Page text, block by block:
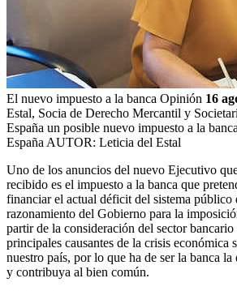
El nuevo impuesto a la banca Opinión 16
Estal, Socia de Derecho Mercantil y
España un posible nuevo impuesto a la
España AUTOR: Leticia del Estal
Uno de los anuncios del nuevo Ejecutivo
recibido es el impuesto a la banca que
financiar el actual déficit del sistema público
razonamiento del Gobierno para la
partir de la consideración del sector
principales causantes de la crisis económica
nuestro país, por lo que ha de ser la banca la
y contribuya al bien común.